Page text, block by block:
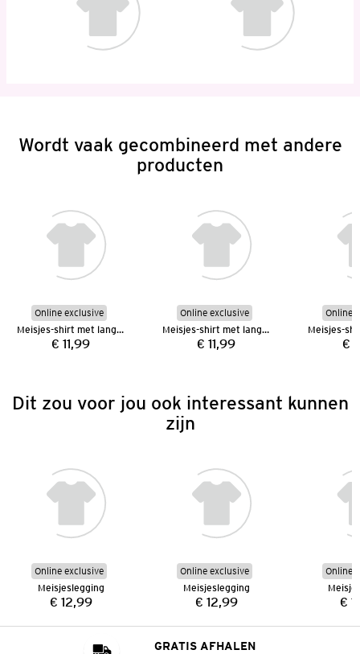
Wordt vaak gecombineerd met andere
producten
Online exclusive
Meisjes-shirt met lange mouwen
Prijs:
€ 11,99
Online exclusive
Meisjes-shirt met lange mouwen
Prijs:
€ 11,99
Online
€
Dit zou voor jou ook interessant kunnen
zijn
Online exclusive
Meisjeslegging
Prijs:
€ 12,99
Online exclusive
Meisjeslegging
Prijs:
€ 12,99
Online
€
GRATIS AFHALEN